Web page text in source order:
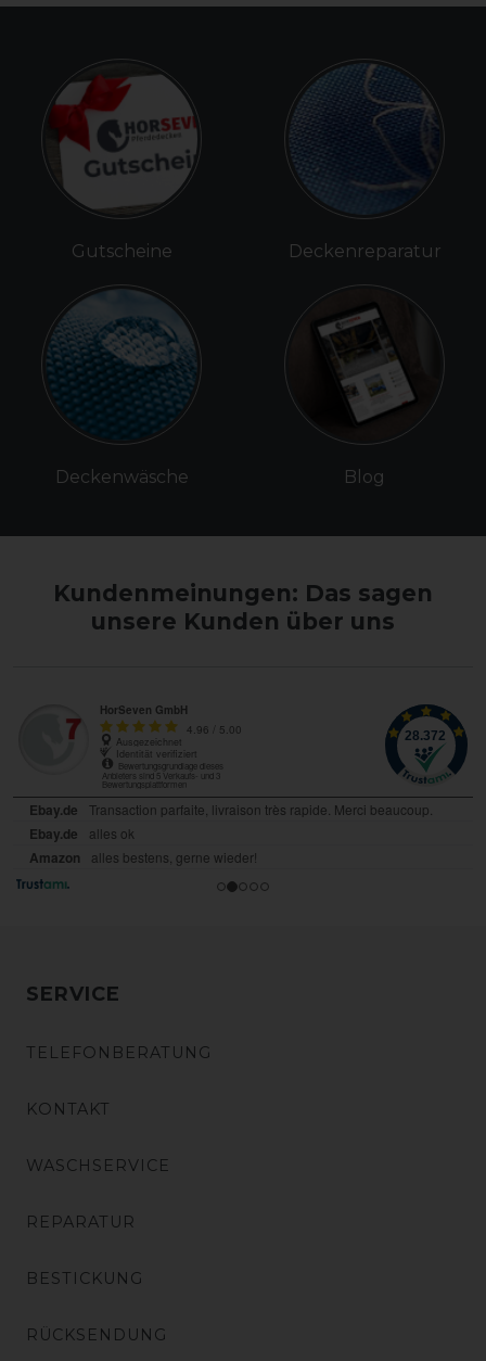
Gutscheine
Deckenwäsche
Deckenreparatur
Blog
Kundenmeinungen: Das sagen
unsere Kunden über uns
SERVICE
TELEFONBERATUNG
KONTAKT
WASCHSERVICE
REPARATUR
BESTICKUNG
RÜCKSENDUNG